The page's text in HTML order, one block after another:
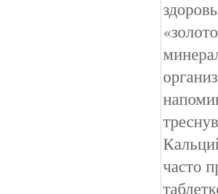
часто